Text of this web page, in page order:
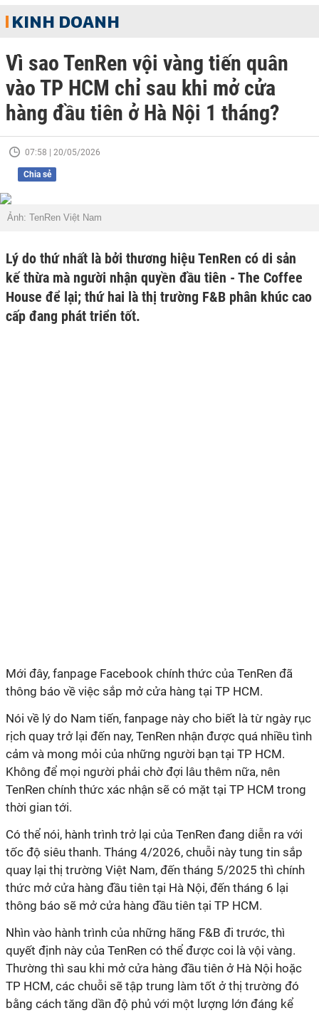
KINH DOANH
Vì sao TenRen vội vàng tiến quân
vào TP HCM chỉ sau khi mở cửa
hàng đầu tiên ở Hà Nội 1 tháng?
07:58 | 20/05/2026
Chia sẻ
Ảnh: TenRen Việt Nam
Lý do thứ nhất là bởi thương hiệu TenRen có di sản
kế thừa mà người nhận quyền đầu tiên - The Coffee
House để lại; thứ hai là thị trường F&B phân khúc cao
cấp đang phát triển tốt.
Mới đây, fanpage Facebook chính thức của TenRen đã
thông báo về việc sắp mở cửa hàng tại TP HCM.
Nói về lý do Nam tiến, fanpage này cho biết là từ ngày rục
rịch quay trở lại đến nay, TenRen nhận được quá nhiều tình
cảm và mong mỏi của những người bạn tại TP HCM.
Không để mọi người phải chờ đợi lâu thêm nữa, nên
TenRen chính thức xác nhận sẽ có mặt tại TP HCM trong
thời gian tới.
Có thể nói, hành trình trở lại của TenRen đang diễn ra với
tốc độ siêu thanh. Tháng 4/2026, chuỗi này tung tin sắp
quay lại thị trường Việt Nam, đến tháng 5/2025 thì chính
thức mở cửa hàng đầu tiên tại Hà Nội, đến tháng 6 lại
thông báo sẽ mở cửa hàng đầu tiên tại TP HCM.
Nhìn vào hành trình của những hãng F&B đi trước, thì
quyết định này của TenRen có thể được coi là vội vàng.
Thường thì sau khi mở cửa hàng đầu tiên ở Hà Nội hoặc
TP HCM, các chuỗi sẽ tập trung làm tốt ở thị trường đó
bằng cách tăng dần độ phủ với một lượng lớn đáng kể